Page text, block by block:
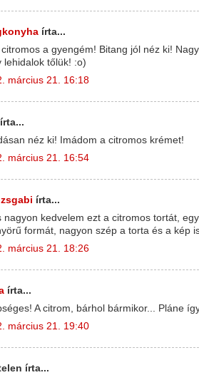
írta...
a gyengém! Bitang jól néz ki!
lehidalok tőlük! :o)
március 21. 16:18
írta...
néz ki! Imádom a citromos krémet!
március 21. 16:54
írta...
nagyon kedvelem ezt a citromos tortát,
formát, nagyon szép a torta és a kép
március 21. 18:26
írta...
A citrom, bárhol bármikor... Pláne
március 21. 19:40
írta...